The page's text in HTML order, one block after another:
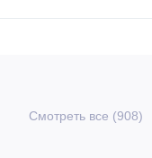
Смотреть все (908)